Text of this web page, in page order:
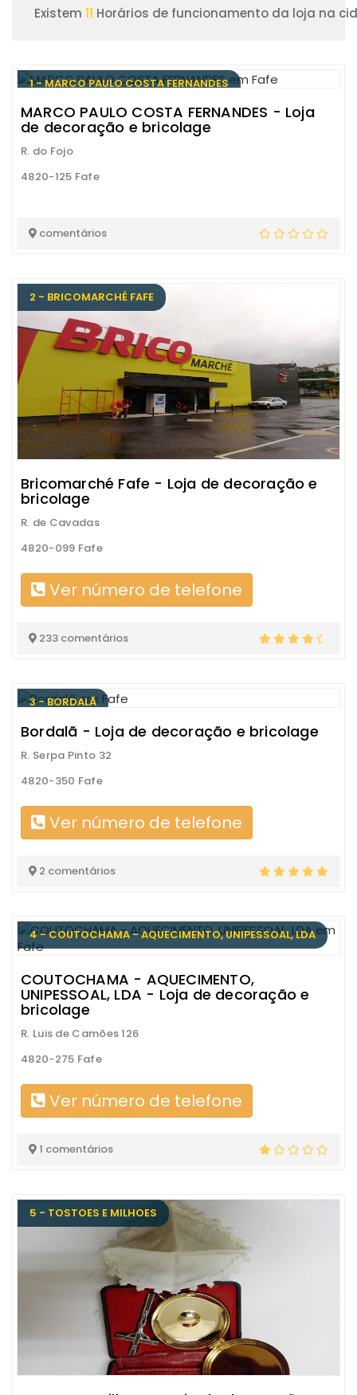
Existem 11 Horários de funcionamento da loja na
1 - MARCO PAULO COSTA FERNANDES
MARCO PAULO COSTA FERNANDES - Loja
de decoração e bricolage
R. do Fojo
4820-125 Fafe
comentários
2 - BRICOMARCHÉ FAFE
Bricomarché Fafe - Loja de decoração e
bricolage
R. de Cavadas
4820-099 Fafe
Ver número de telefone
233 comentários
3 - BORDALÃ
Bordalã - Loja de decoração e bricolage
R. Serpa Pinto 32
4820-350 Fafe
Ver número de telefone
2 comentários
4 - COUTOCHAMA - AQUECIMENTO, UNIPESSOAL, LDA
COUTOCHAMA - AQUECIMENTO,
UNIPESSOAL, LDA - Loja de decoração e
bricolage
R. Luis de Camões 126
4820-275 Fafe
Ver número de telefone
1 comentários
5 - TOSTOES E MILHOES